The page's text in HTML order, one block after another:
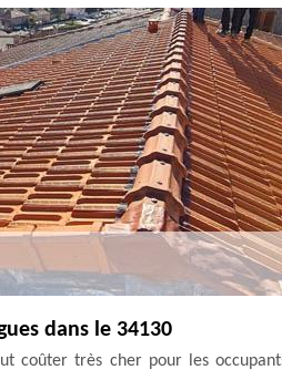
dans le 34130
coûter très cher pour les